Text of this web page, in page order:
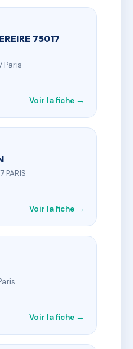
75017
Paris
Voir la fiche →
PARIS
Voir la fiche →
Voir la fiche →